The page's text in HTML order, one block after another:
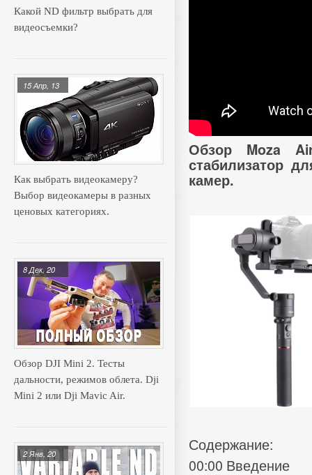
Какой ND фильтр выбрать для
видеосъемки?
Как выбрать видеокамеру?
Выбор видеокамеры в разных
ценовых категориях.
15 Апр, 13
Обзор DJI Mini 2. Тесты
дальности, режимов облета. Dji
Mini 2 или Dji Mavic Air.
8 Дек, 20
2 Янв, 20
Обзор Moza
стабилизатор
камер.
Содержание:
00:00 Введение